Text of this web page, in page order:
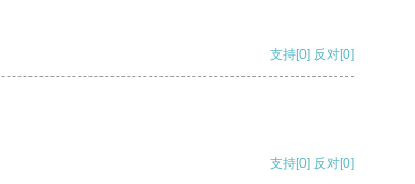
支持[0] 反对[0]
支持[0] 反对[0]